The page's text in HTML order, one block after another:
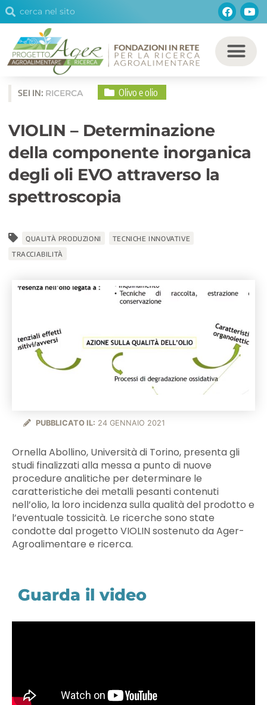
VaiCerca Cerca
SEI IN: RICERCA Olivo e olio
VIOLIN – Determinazione
della componente inorganica
degli oli EVO attraverso la
spettroscopia
QUALITÀ PRODUZIONI
TECNICHE INNOVATIVE
TRACCIABILITÀ
PUBBLICATO IL: 24 GENNAIO 2021
Ornella Abollino, Università di Torino, presenta gli
studi finalizzati alla messa a punto di nuove
procedure analitiche per determinare le
caratteristiche dei metalli pesanti contenuti
nell’olio, la loro incidenza sulla qualità del prodotto e
l’eventuale tossicità. Le ricerche sono state
condotte dal progetto VIOLIN sostenuto da Ager-
Agroalimentare e ricerca.
Guarda il video